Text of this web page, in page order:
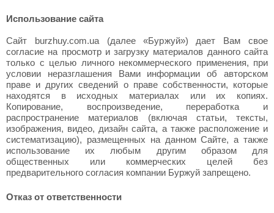
Использование сайта
Сайт burzhuy.com.ua (далее «Буржуй») дает Вам свое
согласие на просмотр и загрузку материалов данного сайта
только с целью личного некоммерческого применения, при
условии неразглашения Вами информации об авторском
праве и других сведений о праве собственности, которые
находятся в исходных материалах или их копиях.
Копирование, воспроизведение, переработка и
распространение материалов (включая статьи, тексты,
изображения, видео, дизайн сайта, а также расположение и
систематизацию), размещенных на данном Сайте, а также
использование их любым другим образом для
общественных или коммерческих целей без
предварительного согласия компании Буржуй запрещено.
Отказ от ответственности